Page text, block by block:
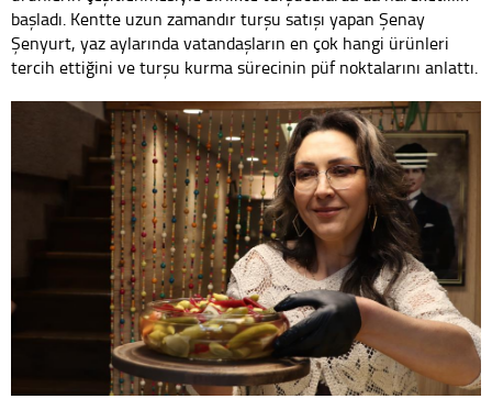
başladı. Kentte uzun zamandır turşu satışı yapan Şenay
Şenyurt, yaz aylarında vatandaşların en çok hangi ürünleri
tercih ettiğini ve turşu kurma sürecinin püf noktalarını anlattı.